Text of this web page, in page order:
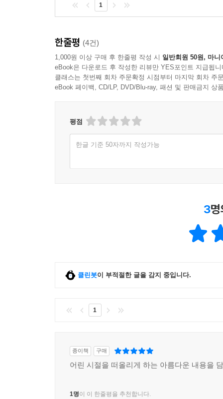
1
한줄평 (4건)
1,000원 이상 구매 후 한줄평 작성 시 일반회원 50원, 마니
eBook은 다운로드 후 작성한 리뷰만 YES포인트 지급됩니
클래스는 첫번째 회차 주문확정 시점부터 마지막 회차 주
eBook 페이백, CD/LP, DVD/Blu-ray, 패션 및 판매금지 상
평점
한글 기준 50자까지 작성가능
3
클린봇이 부적절한 글을 감지 중입니다.
1
종이책 구매
어린 시절을 떠올리게 하는 아름다운 내용을
1명이 이 한줄평을 추천합니다.